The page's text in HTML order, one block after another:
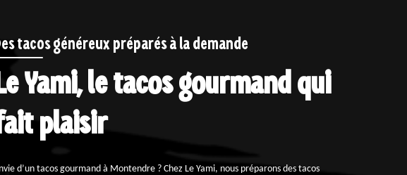
tacos généreux préparés à la demande
Le Yami, le tacos gourmand qui
plaisir
d’un tacos gourmand à Montendre ? Chez Le Yami, nous préparons des tacos